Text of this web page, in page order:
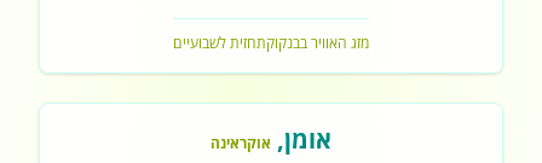
מזג האוויר בבנקוקתחזית לשבועיים
אומן, אוקראינה